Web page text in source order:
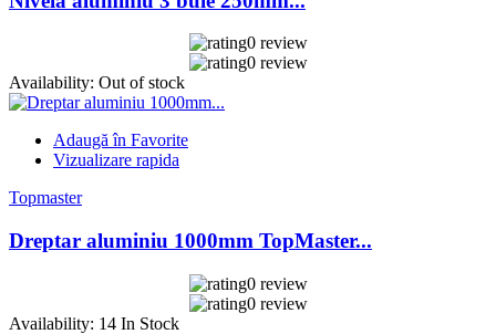
0 review
0 review
Availability: Out of stock
Adaugă în Favorite
Vizualizare rapida
Topmaster
Dreptar aluminiu 1000mm TopMaster...
0 review
0 review
Availability: 14 In Stock